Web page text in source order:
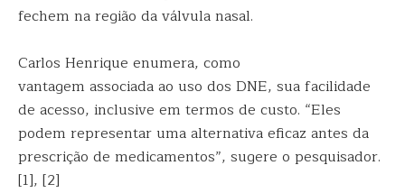
fechem na região da válvula nasal.
Carlos Henrique enumera, como
vantagem associada ao uso dos DNE, sua facilidade
de acesso, inclusive em termos de custo. “Eles
podem representar uma alternativa eficaz antes da
prescrição de medicamentos”, sugere o pesquisador.
[1], [2]